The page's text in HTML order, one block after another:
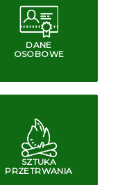
DANE
OSOBOWE
SZTUKA
PRZETRWANIA